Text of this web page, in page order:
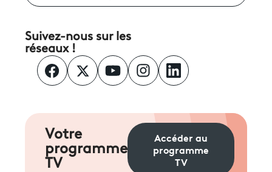
Suivez-nous sur les
réseaux !
Votre
programme
TV
Accéder au
programme
TV